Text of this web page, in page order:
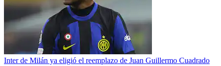
Inter de Milán ya eligió el reemplazo de Juan Guillermo Cuadrado